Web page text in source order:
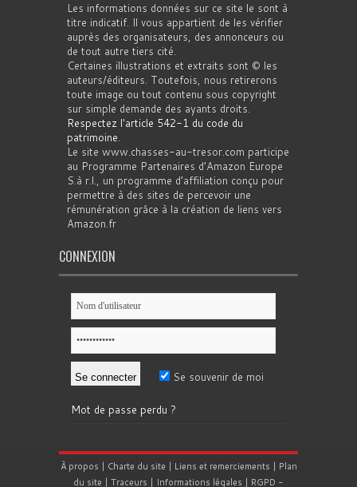
Les informations données sur ce site le sont à
titre indicatif. Il vous appartient de les vérifier
auprès des organisateurs, des annonceurs ou
de tout autre tiers cité.
Certaines illustrations et extraits sont © les
auteurs/éditeurs. Toutefois, nous retirerons
toute image ou tout contenu sous copyright
sur simple demande des ayants droits.
Respectez l'article 542-1 du code du
patrimoine.
Le site www.chasses-au-tresor.com participe
au Programme Partenaires d’Amazon Europe
S.à r.l., un programme d’affiliation conçu pour
permettre à des sites de percevoir une
rémunération grâce à la création de liens vers
Amazon.fr
CONNEXION
Se souvenir de moi
Mot de passe perdu ?
À propos | Charte du site | Liens et remerciements | Plan
du site | Traceurs | Informations légales | RGPD -